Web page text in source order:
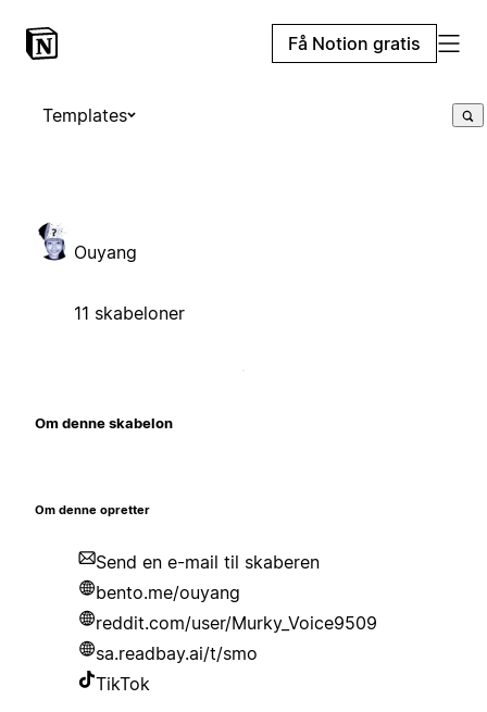
Få Notion gratis
Templates
Ouyang
11 skabeloner
Om denne skabelon
Om denne opretter
Send en e-mail til skaberen
bento.me/ouyang
reddit.com/user/Murky_Voice9509
sa.readbay.ai/t/smo
TikTok